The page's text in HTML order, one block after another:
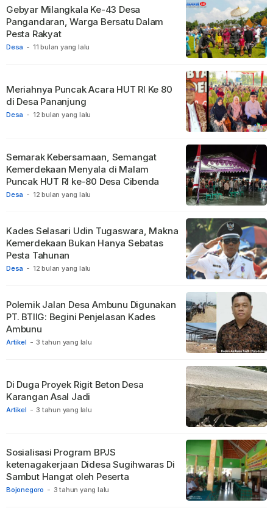
Desa - 11 bulan yang lalu
Gebyar Milangkala Ke-43 Desa
Pangandaran, Warga Bersatu Dalam
Pesta Rakyat
Desa - 12 bulan yang lalu
Meriahnya Puncak Acara HUT RI Ke 80
di Desa Pananjung
Desa - 12 bulan yang lalu
Semarak Kebersamaan, Semangat
Kemerdekaan Menyala di Malam
Puncak HUT RI ke-80 Desa Cibenda
Desa - 12 bulan yang lalu
Kades Selasari Udin Tugaswara, Makna
Kemerdekaan Bukan Hanya Sebatas
Pesta Tahunan
Artikel - 3 tahun yang lalu
Polemik Jalan Desa Ambunu Digunakan
PT. BTIIG: Begini Penjelasan Kades
Ambunu
Artikel - 3 tahun yang lalu
Di Duga Proyek Rigit Beton Desa
Karangan Asal Jadi
Bojonegoro - 3 tahun yang lalu
Sosialisasi Program BPJS
ketenagakerjaan Didesa Sugihwaras Di
Sambut Hangat oleh Peserta